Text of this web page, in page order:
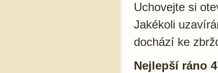
Uchovejte si
Jakékoli
dochází ke
Nejlepší ráno